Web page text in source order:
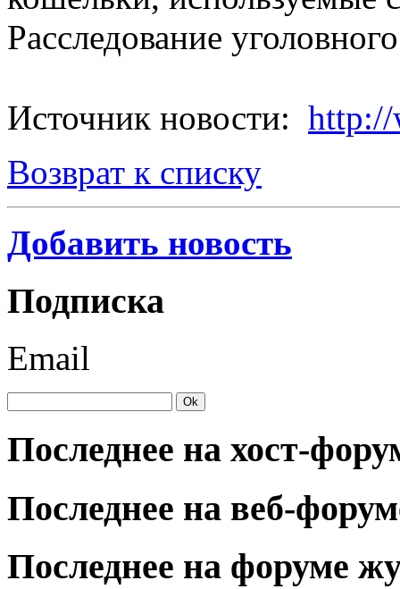
Расследование
Источник новости:
Возврат к списку
Добавить новость
Подписка
Email
Последнее на хост-
Последнее на веб-
Последнее на форуме